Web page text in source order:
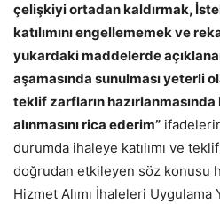
çelişkiyi ortadan kaldırmak,
katılımını engellememek ve
yukardaki maddelerde
aşamasında sunulması yeterli
teklif zarfların
alınmasını rica ederim”
durumda ihaleye katılımı ve
doğrudan etkileyen söz konusu
Hizmet Alımı İhaleleri Uygulama